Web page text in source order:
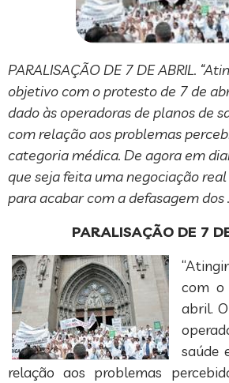
PARALISAÇÃO DE 7 DE ABRIL.
objetivo com o protesto de 7 de
dado às operadoras de planos de
com relação aos problemas
categoria médica. De agora em
que seja feita uma negociação
para acabar com a defasagem dos
PARALISAÇÃO DE 7
com
abril.
saúde
relação aos problemas